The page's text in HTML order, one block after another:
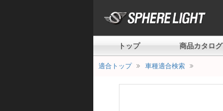
トップ 商品カタログ
適合トップ 車種適合検索